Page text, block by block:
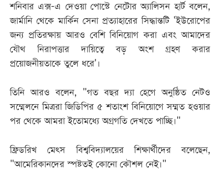
শনিবার এক্স-এ দেওয়া পোস্টে নেটোর অ্যালিসন হার্ট বলেন,
জার্মানি থেকে মার্কিন সেনা প্রত্যাহারের সিদ্ধান্তটি 'ইউরোপের
জন্য প্রতিরক্ষায় আরও বেশি বিনিয়োগ করা এবং আমাদের
যৌথ নিরাপত্তার দায়িত্বে বড় অংশ গ্রহণ করার
প্রয়োজনীয়তাকে তুলে ধরে'।
তিনি আরও বলেন, "গত বছর দ্যা হেগে অনুষ্ঠিত নেটও
সম্মেলনে মিত্ররা জিডিপির ৫ শতাংশ বিনিয়োগে সম্মত হওয়ার
পর থেকে আমরা ইতোমধ্যে অগ্রগতি দেখতে পাচ্ছি।"
ফ্রিডরিখ মেৎস বিশ্ববিদ্যালয়ের শিক্ষার্থীদের বলেছেন,
"আমেরিকানদের স্পষ্টতই কোনো কৌশল নেই।"